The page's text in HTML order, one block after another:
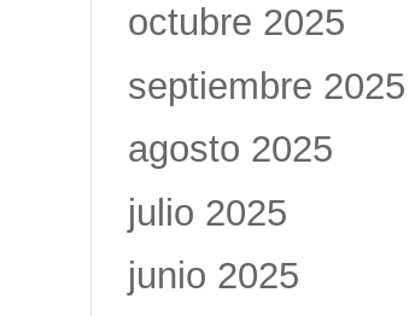
octubre 2025
septiembre 2025
agosto 2025
julio 2025
junio 2025